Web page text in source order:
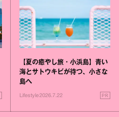
【夏の癒やし旅・小浜島】青い
海とサトウキビが待つ、小さな
島へ
Lifestyle2026.7.22 PR